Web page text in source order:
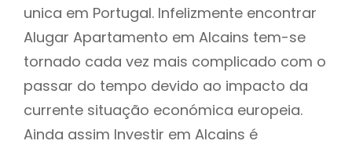
unica em Portugal. Infelizmente encontrar
Alugar Apartamento em Alcains tem-se
tornado cada vez mais complicado com o
passar do tempo devido ao impacto da
currente situação económica europeia.
Ainda assim Investir em Alcains é